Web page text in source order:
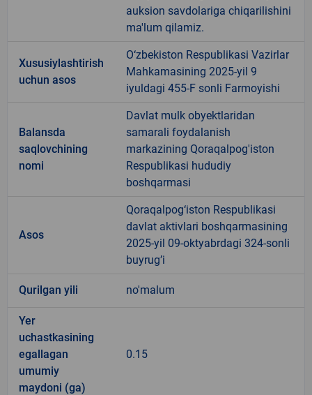
auksion savdolariga chiqarilishini
ma'lum qilamiz.
Xususiylashtirish
uchun asos
O‘zbekiston Respublikasi Vazirlar
Mahkamasining 2025-yil 9
iyuldagi 455-F sonli Farmoyishi
Balansda
saqlovchining
nomi
Davlat mulk obyektlaridan
samarali foydalanish
markazining Qoraqalpog'iston
Respublikasi hududiy
boshqarmasi
Asos
Qoraqalpog‘iston Respublikasi
davlat aktivlari boshqarmasining
2025-yil 09-oktyabrdagi 324-sonli
buyrug’i
Qurilgan yili no'malum
Yer
uchastkasining
egallagan
umumiy
maydoni (ga)
0.15